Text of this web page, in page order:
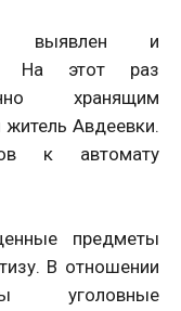
выявлен и
На этот раз
хранящим
Авдеевки.
к автомату
предметы
В отношении
уголовные